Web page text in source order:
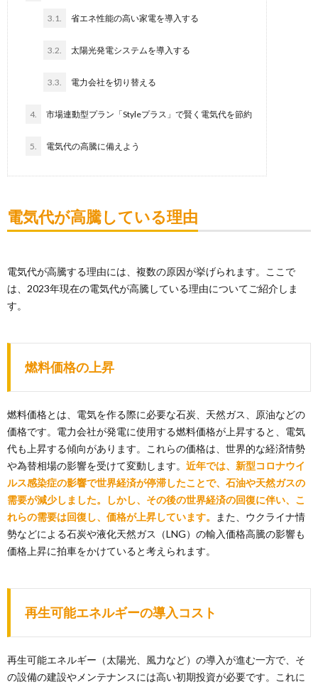
3.1. 省エネ性能の高い家電を導入する
3.2. 太陽光発電システムを導入する
3.3. 電力会社を切り替える
4. 市場連動型プラン「Styleプラス」で賢く電気代を節約
5. 電気代の高騰に備えよう
電気代が高騰している理由
電気代が高騰する理由には、複数の原因が挙げられます。ここで
は、2023年現在の電気代が高騰している理由についてご紹介しま
す。
燃料価格の上昇
燃料価格とは、電気を作る際に必要な石炭、天然ガス、原油などの
価格です。電力会社が発電に使用する燃料価格が上昇すると、電気
代も上昇する傾向があります。これらの価格は、世界的な経済情勢
や為替相場の影響を受けて変動します。 近年では、新型コロナウイ
ルス感染症の影響で世界経済が停滞したことで、石油や天然ガスの
需要が減少しました。しかし、その後の世界経済の回復に伴い、こ
れらの需要は回復し、価格が上昇しています。
また、ウクライナ情
勢などによる石炭や液化天然ガス（LNG）の輸入価格高騰の影響も
価格上昇に拍車をかけていると考えられます。
再生可能エネルギーの導入コスト
再生可能エネルギー（太陽光、風力など）の導入が進む一方で、そ
の設備の建設やメンテナンスには高い初期投資が必要です。これに